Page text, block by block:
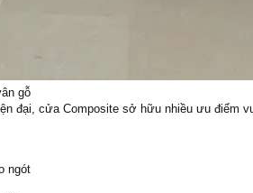
gỗ
đại, cửa Composite sở hữu nhiều ưu điểm
ngót